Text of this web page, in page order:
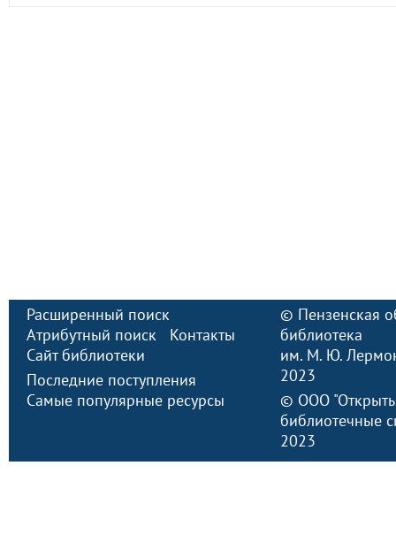
Расширенный поиск
Атрибутный поиск
Контакты
Сайт библиотеки
Последние поступления
Самые популярные ресурсы
© Пензенская
библиотека
им. М. Ю.
2023
© ООО
библиотечные
2023